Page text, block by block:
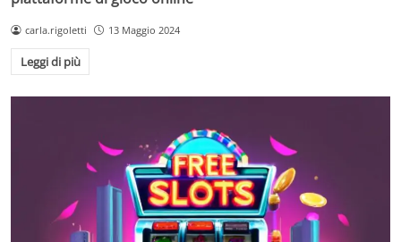
carla.rigoletti 13 Maggio 2024
Leggi di più